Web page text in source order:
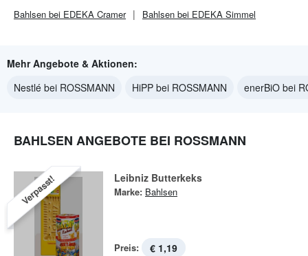
Bahlsen bei EDEKA Cramer
Bahlsen bei EDEKA Simmel
Mehr Angebote & Aktionen:
Nestlé bei ROSSMANN
HiPP bei ROSSMANN enerBiO bei
BAHLSEN ANGEBOTE BEI ROSSMANN
Verpasst! Leibniz Butterkeks
Marke: Bahlsen
Preis: € 1,19